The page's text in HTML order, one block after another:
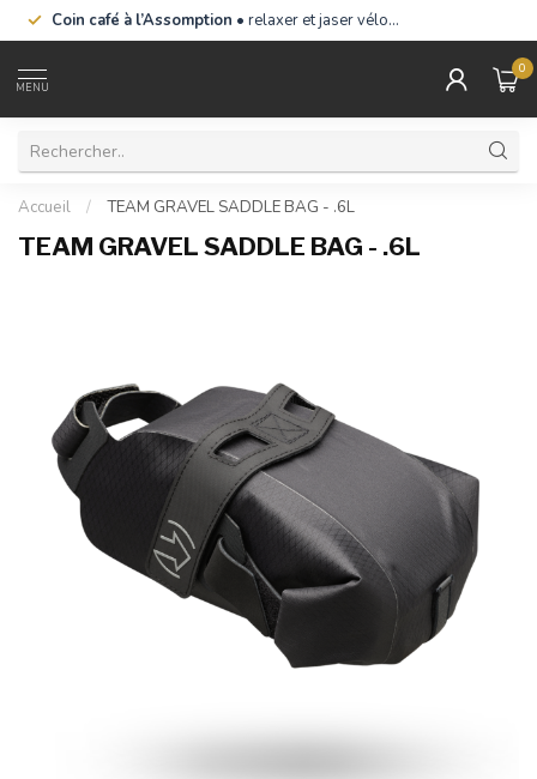
Coin café à l’Assomption • relaxer et jaser vélo…
MENU
0
Accueil / TEAM GRAVEL SADDLE BAG - .6L
TEAM GRAVEL SADDLE BAG - .6L